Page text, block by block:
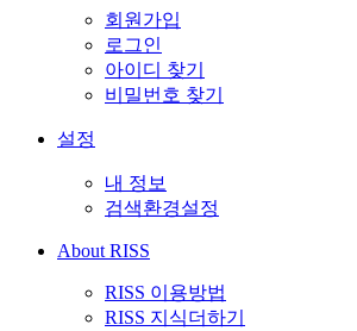
회원가입
로그인
아이디 찾기
비밀번호 찾기
설정
내 정보
검색환경설정
About RISS
RISS 이용방법
RISS 지식더하기